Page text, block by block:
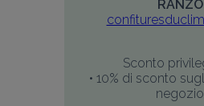
RANZO
Sconto
• 10% di sconto
negozio